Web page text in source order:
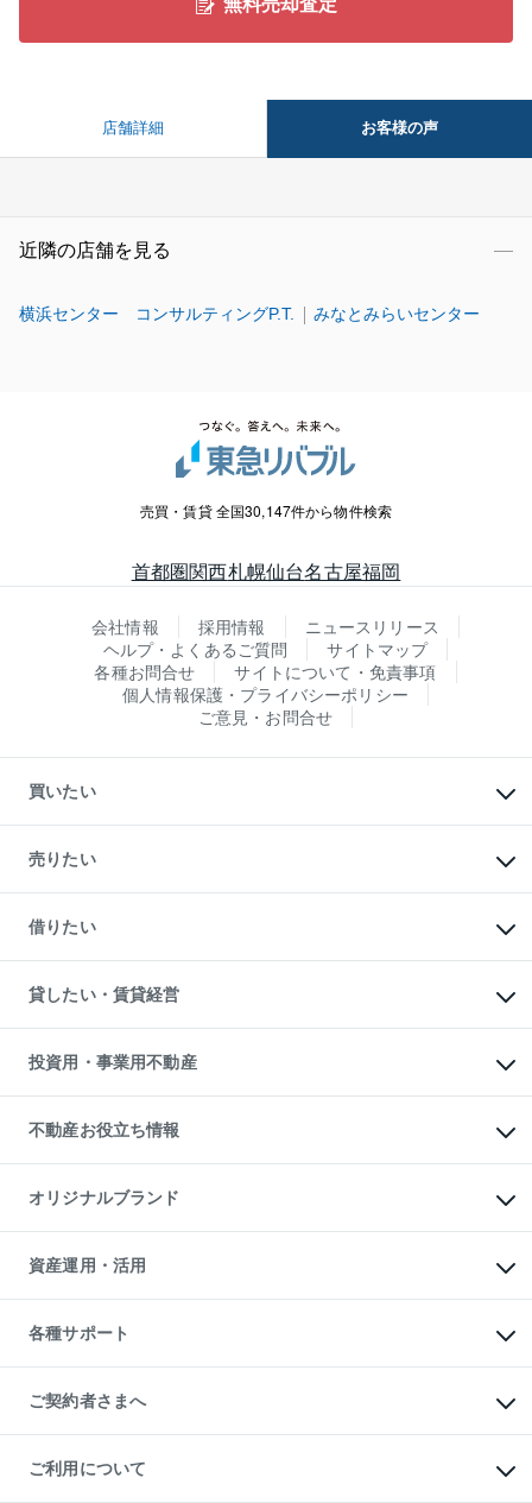
無料売却査定
店舗詳細 お客様の声
近隣の店舗を見る
横浜センター コンサルティングP.T. みなとみらいセンター
売買・賃貸 全国30,147件から物件検索
首都圏関西札幌仙台名古屋福岡
会社情報 採用情報
ニュースリリース
ヘルプ・よくあるご質問
サイトマップ
各種お問合せ
サイトについて・免責事項
個人情報保護・プライバシーポリシー
ご意見・お問合せ
買いたい
新築・分譲マンションの購入
中古マンションの購入
一戸建ての購入
中古一戸建ての購入
不動産購入の流れ
注目キーワード物件特集
購入ガイド
English 繁体中文簡体中文
売りたい
一戸建ての売却・査定
土地の売却・査定
スピードAI査定
不動産査定について
不動産売却の流れ
不動産買換えの流れ
売却ガイド
借りたい
オフィス・店舗の賃貸
借りるときの流れ
借りるガイド
貸したい・賃貸経営
マンション賃料データ
賃貸管理プラン
リロケーションについて
貸すガイド
投資用・事業用不動産
事業用不動産
マンション投資
投資用マンション
アパート経営
収益物件
ビル購入（ビル一棟）
投資用不動産の売却査定
事業用不動産の売却査定
不動産お役立ち情報
マンションライブラリー
人気マンションランキング
暮らしに役立つ不動産メディア
不動産相場・不動産価格情報
不動産コラム・ニュース
不動産用語集
不動産なんでもネット相談室
住まいの税金
オリジナルブランド
一棟リノベーションマンション
L`GENTE（ルジェンテ）
区分リノベーションマンション
投資用一棟レジデンスWELL
不動産小口投資
LEGACIA（レガシア）
資産運用・活用
不動産M&A
アセットマネジメント・出資
各種サポート
相続サポート
リフォームサポート
ご契約者さまへ
ご紹介・再契約特典
入居者様専用-各種ご案内（賃貸）
ご利用について